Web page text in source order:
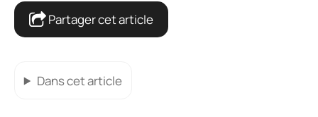
Partager cet article
Dans cet article